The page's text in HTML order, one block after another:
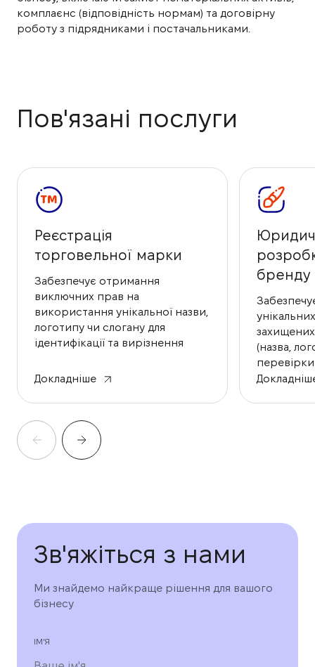
комплаєнс (відповідність нормам) та договірну
роботу з підрядниками і постачальниками.
Пов'язані послуги
Реєстрація
торговельної марки
Забезпечує отримання
виключних прав на
використання унікальної назви,
логотипу чи слогану для
ідентифікації та вирізнення
ринку.
Докладніше
бренду
(назва,
перевірки
Зв'яжіться з нами
Ми знайдемо найкраще рішення для вашого
бізнесу
ІМ'Я